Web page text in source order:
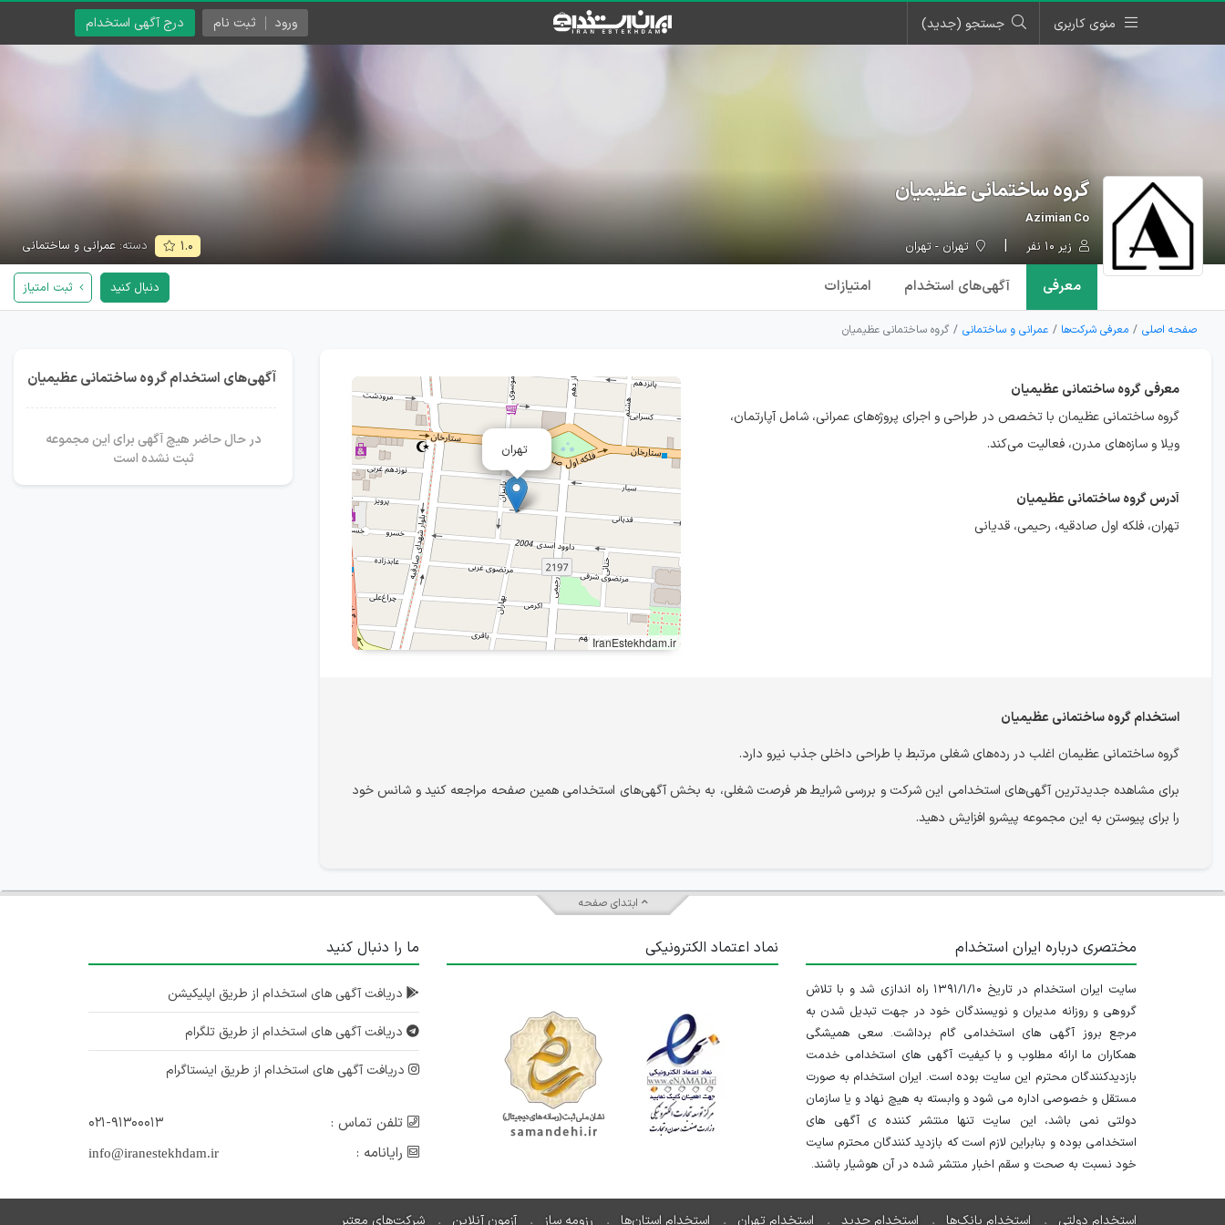
منوی کاربری جستجو (جدید) درج آگهی استخدام ورود ثبت نام
گروه ساختمانی عظیمیان
Azimian Co
زیر ۱۰ نفر
تهران - تهران ۱.۰ دسته: عمرانی و ساختمانی
معرفی آگهی‌های استخدام امتیازات دنبال کنید ثبت امتیاز
صفحه اصلی معرفی شرکت‌ها عمرانی و ساختمانی گروه ساختمانی عظیمیان
معرفی گروه ساختمانی عظیمیان
گروه ساختمانی عظیمان با تخصص در طراحی و اجرای پروژه‌های عمرانی، شامل آپارتمان،
ویلا و سازه‌های مدرن، فعالیت می‌کند.
آدرس گروه ساختمانی عظیمیان
تهران، فلکه اول صادقیه، رحیمی، قدیانی
تهران
IranEstekhdam.ir
استخدام گروه ساختمانی عظیمیان
گروه ساختمانی عظیمان اغلب در رده‌های شغلی مرتبط با طراحی داخلی جذب نیرو دارد.
برای مشاهده جدیدترین آگهی‌های استخدامی این شرکت و بررسی شرایط هر فرصت شغلی، به بخش آگهی‌های استخدامی همین صفحه مراجعه کنید و شانس خود
را برای پیوستن به این مجموعه پیشرو افزایش دهید.
آگهی‌های استخدام گروه ساختمانی عظیمیان
در حال حاضر هیچ آگهی برای این مجموعه
ثبت نشده است
ابتدای صفحه
مختصری درباره ایران استخدام
سایت ایران استخدام در تاریخ ۱۳۹۱/۱/۱۰ راه اندازی شد و با تلاش
گروهی و روزانه مدیران و نویسندگان خود در جهت تبدیل شدن به
مرجع بروز آگهی های استخدامی گام برداشت. سعی همیشگی
همکاران ما ارائه مطلوب و با کیفیت آگهی های استخدامی خدمت
بازدیدکنندگان محترم این سایت بوده است. ایران استخدام به صورت
مستقل و خصوصی اداره می شود و وابسته به هیچ نهاد و یا سازمان
دولتی نمی باشد، این سایت تنها منتشر کننده ی آگهی های
استخدامی بوده و بنابراین لازم است که بازدید کنندگان محترم سایت
خود نسبت به صحت و سقم اخبار منتشر شده در آن هوشیار باشند.
نماد اعتماد الکترونیکی ما را دنبال کنید
دریافت آگهی های استخدام از طریق اپلیکیشن
دریافت آگهی های استخدام از طریق تلگرام
دریافت آگهی های استخدام از طریق اینستاگرام
تلفن تماس :
۰۲۱-۹۱۳۰۰۰۱۳
رایانامه :
info@iranestekhdam.ir
استخدام دولتی استخدام بانک‌ها استخدام جدید استخدام تهران استخدام استان‌ها رزومه ساز آزمون آنلاین شرکت‌های معتبر